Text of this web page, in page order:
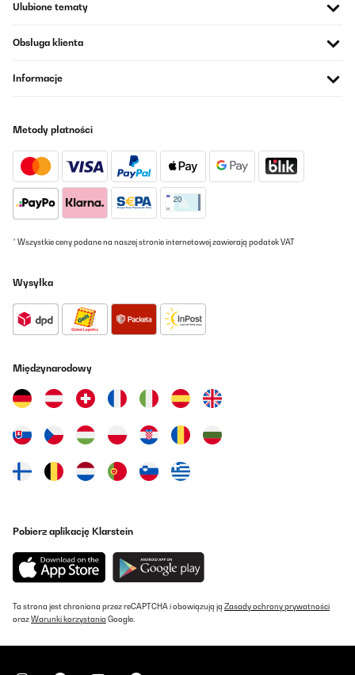
Ulubione tematy
Obsługa klienta
Informacje
Metody płatności
* Wszystkie ceny podane na naszej stronie internetowej zawierają podatek VAT
Wysyłka
Międzynarodowy
Pobierz aplikację Klarstein
Ta strona jest chroniona przez reCAPTCHA i obowiązują ją Zasady ochrony prywatności
orazWarunki korzystania Google.